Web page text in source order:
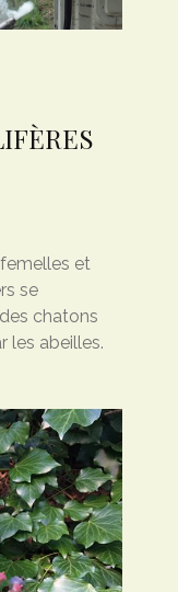
et
se
chatons
les abeilles.